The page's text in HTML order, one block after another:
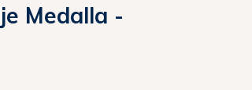
Medalla -